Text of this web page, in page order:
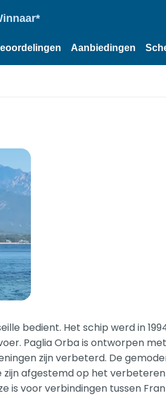
Aanbiedingen
bedient. Het schip werd in
Paglia Orba is ontworpen
zijn verbeterd. De
afgestemd op het
is voor verbindingen tussen